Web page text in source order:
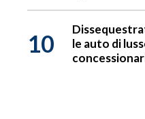
10
le auto di